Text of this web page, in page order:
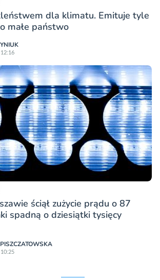
dla klimatu. Emituje tyle
małe państwo
ściął zużycie prądu o 87
spadną o dziesiątki tysięcy